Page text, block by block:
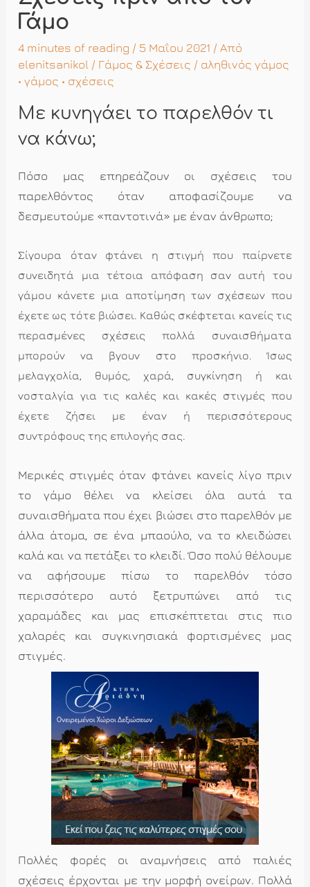
Γάμο
4 minutes of reading / 5 Μαΐου 2021 / Από
elenitsanikol / Γάμος & Σχέσεις / αληθινός γάμος
•γάμος • σχέσεις
Με κυνηγάει το παρελθόν τι
να κάνω;
Πόσο μας επηρεάζουν οι σχέσεις του
παρελθόντος όταν αποφασίζουμε να
δεσμευτούμε «παντοτινά» με έναν άνθρωπο;
Σίγουρα όταν φτάνει η στιγμή που παίρνετε
συνειδητά μια τέτοια απόφαση σαν αυτή του
γάμου κάνετε μια αποτίμηση των σχέσεων που
έχετε ως τότε βιώσει. Καθώς σκέφτεται κανείς τις
περασμένες σχέσεις πολλά συναισθήματα
μπορούν να βγουν στο προσκήνιο. Ίσως
μελαγχολία, θυμός, χαρά, συγκίνηση ή και
νοσταλγία για τις καλές και κακές στιγμές που
έχετε ζήσει με έναν ή περισσότερους
συντρόφους της επιλογής σας.
Μερικές στιγμές όταν φτάνει κανείς λίγο πριν
το γάμο θέλει να κλείσει όλα αυτά τα
συναισθήματα που έχει βιώσει στο παρελθόν με
άλλα άτομα, σε ένα μπαούλο, να το κλειδώσει
καλά και να πετάξει το κλειδί. Όσο πολύ θέλουμε
να αφήσουμε πίσω το παρελθόν τόσο
περισσότερο αυτό ξετρυπώνει από τις
χαραμάδες και μας επισκέπτεται στις πιο
χαλαρές και συγκινησιακά φορτισμένες μας
στιγμές.
Πολλές φορές οι αναμνήσεις από παλιές
σχέσεις έρχονται με την μορφή ονείρων. Πολλά